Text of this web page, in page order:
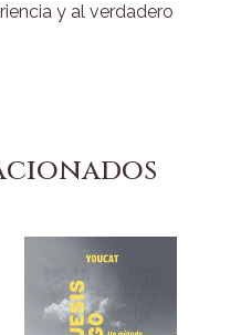
y al verdadero